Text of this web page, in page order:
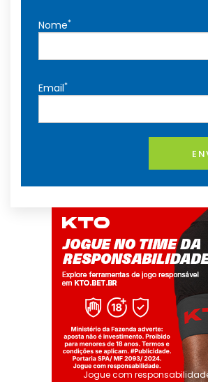
Nome*
Email*
Jogue com